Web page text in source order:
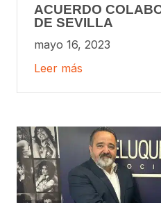
ACUERDO
DE SEVILLA
mayo 16, 2023
Leer más